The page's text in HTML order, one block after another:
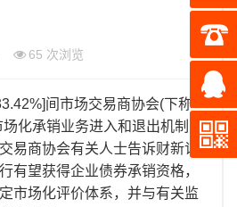
65 次浏览
间市场交易商协会(下称
化承销业务进入和退出机制、
易商协会有关人士告诉财新记
有望获得企业债券承销资格，
市场化评价体系，并与有关监